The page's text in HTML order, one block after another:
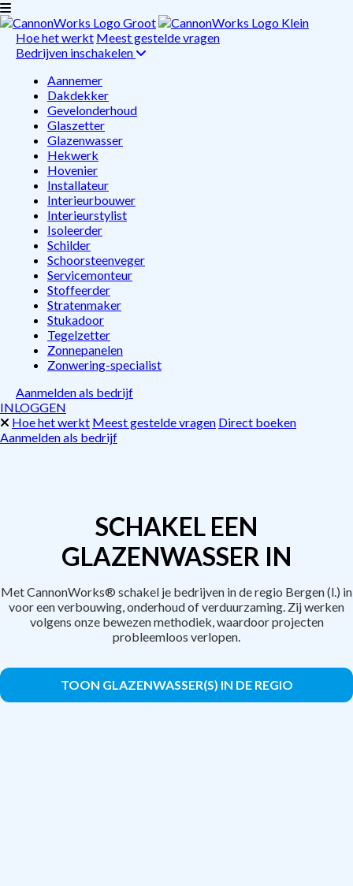
Hoe het werkt Meest gestelde vragen
Bedrijven inschakelen
Aannemer
Dakdekker
Gevelonderhoud
Glaszetter
Glazenwasser
Hekwerk
Hovenier
Installateur
Interieurbouwer
Interieurstylist
Isoleerder
Schilder
Schoorsteenveger
Servicemonteur
Stoffeerder
Stratenmaker
Stukadoor
Tegelzetter
Zonnepanelen
Zonwering-specialist
Aanmelden als bedrijf
INLOGGEN
Hoe het werkt Meest gestelde vragen Direct boeken
Aanmelden als bedrijf
SCHAKEL EEN
GLAZENWASSER IN
Met CannonWorks® schakel je bedrijven in de regio Bergen (l.) in
voor een verbouwing, onderhoud of verduurzaming. Zij werken
volgens onze bewezen methodiek, waardoor projecten
probleemloos verlopen.
TOON GLAZENWASSER(S) IN DE REGIO